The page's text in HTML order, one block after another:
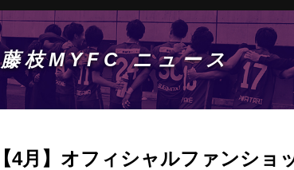
藤枝MYFC ニュース
【4月】オフィシャルファンショ